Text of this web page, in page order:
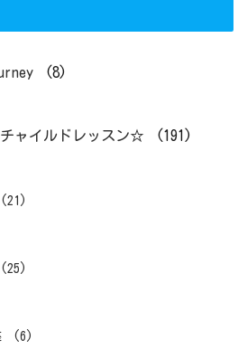
(8)
ャイルドレッスン☆ (191)
(21)
(25)
(6)